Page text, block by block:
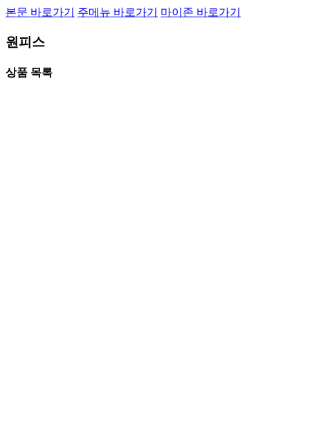
본문 바로가기 주메뉴 바로가기 마이존 바로가기
원피스
상품 목록